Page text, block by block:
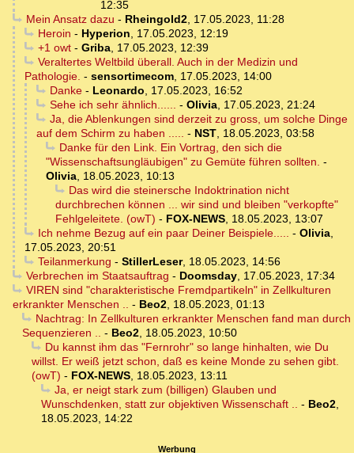
12:35
Mein Ansatz dazu - Rheingold2, 17.05.2023, 11:28
Heroin - Hyperion
17.05.2023, 12:19
+1 owt- Griba, 17.05.2023, 12:39
Veraltertes Weltbild überall. Auch in der Medizin und
Pathologie. - sensortimecom 17.05.2023, 14:00
Danke- Leonardo
17.05.2023, 16:52
Sehe ich sehr ähnlich......
- Olivia, 17.05.2023, 21:24
Ja, die Ablenkungen sind derzeit zu gross, um solche Dinge
auf dem Schirm zu haben .....
- NST 18.05.2023, 03:58
Danke für den Link. Ein Vortrag, den sich die
"Wissenschaftsungläubigen" zu Gemüte führen sollten. -
Olivia 18.05.2023, 10:13
Das wird die steinersche Indoktrination nicht
durchbrechen können ... wir sind und bleiben "verkopfte"
Fehlgeleitete. (owT) - FOX-NEWS 18.05.2023, 13:07
Ich nehme Bezug auf ein paar Deiner Beispiele.....
- Olivia,
17.05.2023, 20:51
Teilanmerkung - StillerLeser, 18.05.2023, 14:56
Verbrechen im Staatsauftrag - Doomsday, 17.05.2023, 17:34
VIREN sind "charakteristische Fremdpartikeln" in Zellkulturen
erkrankter Menschen ..
- Beo2 18.05.2023, 01:13
Nachtrag: In Zellkulturen erkrankter Menschen fand man durch
Sequenzieren ..
- Beo2 18.05.2023, 10:50
Du kannst ihm das "Fernrohr" so lange hinhalten, wie Du
willst. Er weiß jetzt schon, daß es keine Monde zu sehen gibt.
(owT) - FOX-NEWS 18.05.2023, 13:11
Ja, er neigt stark zum (billigen) Glauben und
Wunschdenken, statt zur objektiven Wissenschaft ..
- Beo2
18.05.2023, 14:22
Werbung